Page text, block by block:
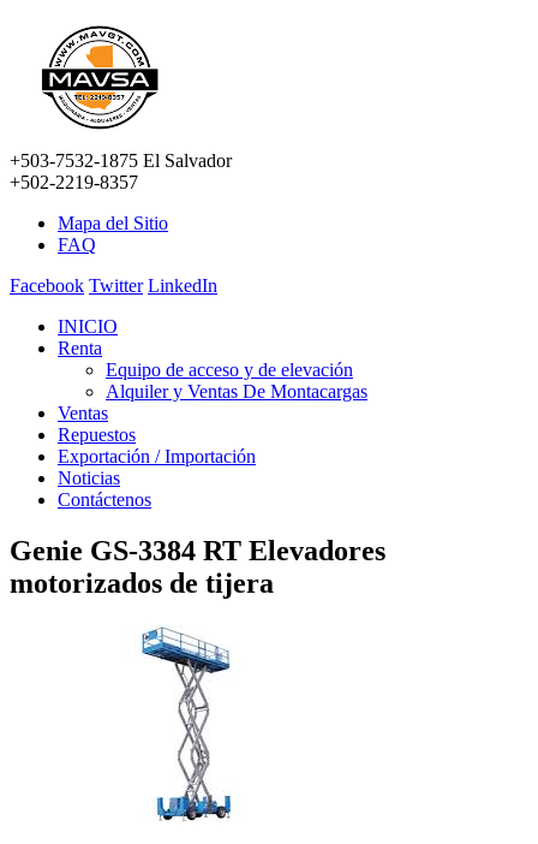
+503-7532-1875 El Salvador
+502-2219-8357
Mapa del Sitio
FAQ
Facebook Twitter LinkedIn
INICIO
Renta
Equipo de acceso y de elevación
Alquiler y Ventas De Montacargas
Ventas
Repuestos
Exportación / Importación
Noticias
Contáctenos
Genie GS-3384 RT Elevadores
motorizados de tijera